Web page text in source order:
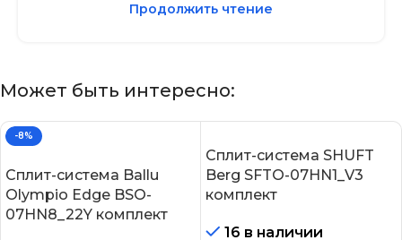
Продолжить чтение
Может быть интересно:
-8%
Сплит-система Ballu
Olympio Edge BSO-
07HN8_22Y комплект
Сплит-система SHUFT
Berg SFTO-07HN1_V3
комплект
16 в наличии